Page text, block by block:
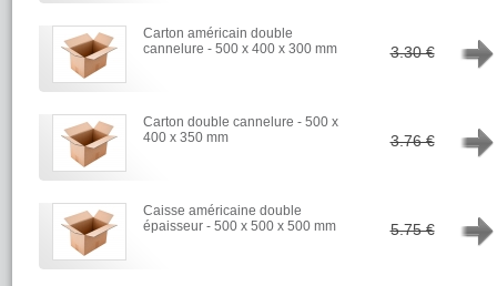
Carton américain double
cannelure - 500 x 400 x 300 mm
3.30 €
Carton double cannelure - 500 x
400 x 350 mm
3.76 €
Caisse américaine double
épaisseur - 500 x 500 x 500 mm
5.75 €